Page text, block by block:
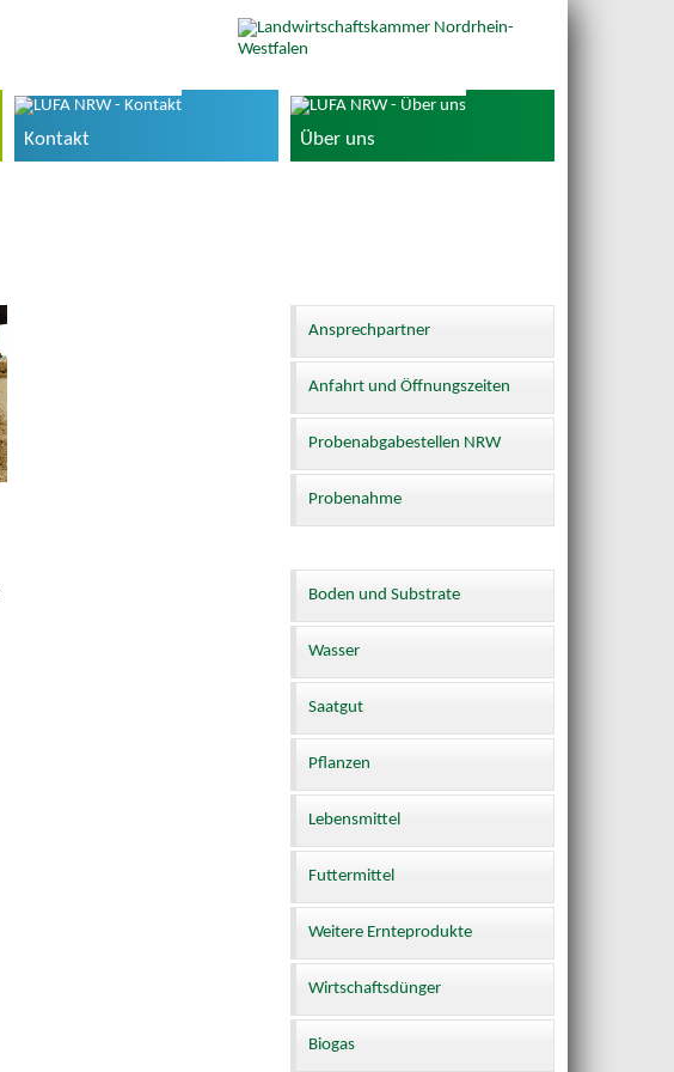
Kontakt Über uns
Ansprechpartner
Anfahrt und Öffnungszeiten
Probenabgabestellen NRW
Probenahme
Boden und Substrate
Wasser
Saatgut
Pflanzen
Lebensmittel
Futtermittel
Weitere Ernteprodukte
Wirtschaftsdünger
Biogas